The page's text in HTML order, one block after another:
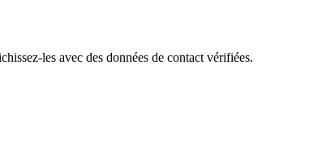
les avec des données de contact vérifiées.